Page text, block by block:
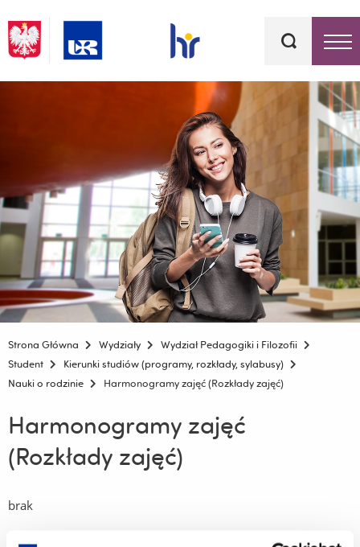
kluczowe
Strona Główna Wydziały
Wydział Pedagogiki i Filozofii
Student
Kierunki studiów (programy, rozkłady, sylabusy)
Nauki o rodzinie
Harmonogramy zajęć (Rozkłady zajęć)
Harmonogramy zajęć
(Rozkłady zajęć)
brak